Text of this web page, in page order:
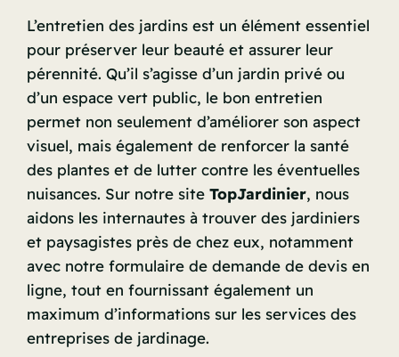
L’entretien des jardins est un élément essentiel
pour préserver leur beauté et assurer leur
pérennité. Qu’il s’agisse d’un jardin privé ou
d’un espace vert public, le bon entretien
permet non seulement d’améliorer son aspect
visuel, mais également de renforcer la santé
des plantes et de lutter contre les éventuelles
nuisances. Sur notre site TopJardinier, nous
aidons les internautes à trouver des jardiniers
et paysagistes près de chez eux, notamment
avec notre formulaire de demande de devis en
ligne, tout en fournissant également un
maximum d’informations sur les services des
entreprises de jardinage.